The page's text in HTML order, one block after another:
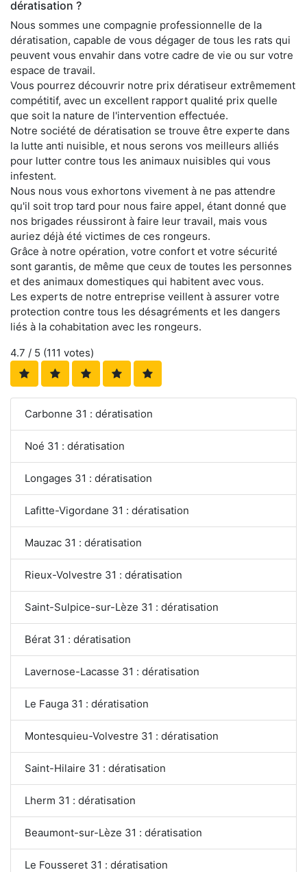
dératisation ?
Nous sommes une compagnie professionnelle de la
dératisation, capable de vous dégager de tous les rats qui
peuvent vous envahir dans votre cadre de vie ou sur votre
espace de travail.
Vous pourrez découvrir notre prix dératiseur extrêmement
compétitif, avec un excellent rapport qualité prix quelle
que soit la nature de l'intervention effectuée.
Notre société de dératisation se trouve être experte dans
la lutte anti nuisible, et nous serons vos meilleurs alliés
pour lutter contre tous les animaux nuisibles qui vous
infestent.
Nous nous vous exhortons vivement à ne pas attendre
qu'il soit trop tard pour nous faire appel, étant donné que
nos brigades réussiront à faire leur travail, mais vous
auriez déjà été victimes de ces rongeurs.
Grâce à notre opération, votre confort et votre sécurité
sont garantis, de même que ceux de toutes les personnes
et des animaux domestiques qui habitent avec vous.
Les experts de notre entreprise veillent à assurer votre
protection contre tous les désagréments et les dangers
liés à la cohabitation avec les rongeurs.
4.7 / 5 (111 votes)
Carbonne 31 : dératisation
Noé 31 : dératisation
Longages 31 : dératisation
Lafitte-Vigordane 31 : dératisation
Mauzac 31 : dératisation
Rieux-Volvestre 31 : dératisation
Saint-Sulpice-sur-Lèze 31 : dératisation
Bérat 31 : dératisation
Lavernose-Lacasse 31 : dératisation
Le Fauga 31 : dératisation
Montesquieu-Volvestre 31 : dératisation
Saint-Hilaire 31 : dératisation
Lherm 31 : dératisation
Beaumont-sur-Lèze 31 : dératisation
Le Fousseret 31 : dératisation